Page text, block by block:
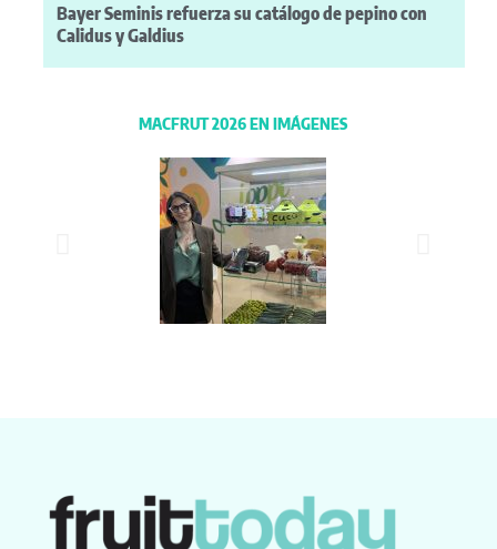
Bayer Seminis refuerza su catálogo de pepino con
Calidus y Galdius
MACFRUT 2026 EN IMÁGENES